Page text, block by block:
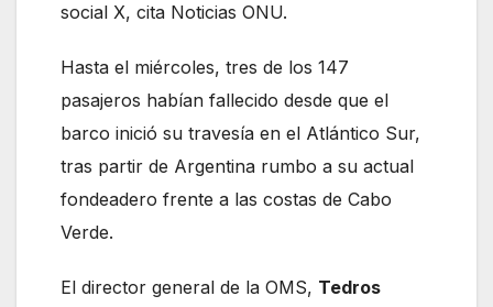
social X, cita Noticias ONU.
Hasta el miércoles, tres de los 147
pasajeros habían fallecido desde que el
barco inició su travesía en el Atlántico Sur,
tras partir de Argentina rumbo a su actual
fondeadero frente a las costas de Cabo
Verde.
El director general de la OMS, Tedros